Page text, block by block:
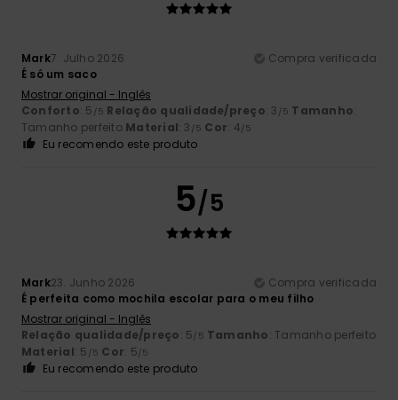
Mark7. Julho 2026
Compra verificada
É só um saco
Mostrar original - Inglês
Conforto: 5 /5 Relação qualidade/preço: 3 /5 Tamanho:
Tamanho perfeito Material: 3 /5 Cor: 4/5
Eu recomendo este produto
5/5
Mark23. Junho 2026
Compra verificada
É perfeita como mochila escolar para o meu filho
Mostrar original - Inglês
Relação qualidade/preço: 5/5 Tamanho: Tamanho perfeito
Material: 5 /5 Cor: 5/5
Eu recomendo este produto